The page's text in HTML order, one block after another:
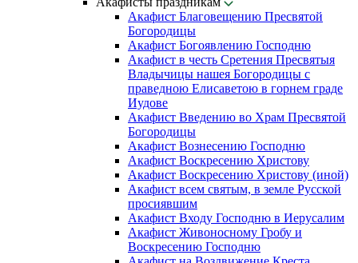
Акафист Благовещению Пресвятой
Богородицы
Акафист Богоявлению Господню
Акафист в честь Сретения Пресвятыя
Владычицы нашея Богородицы с
праведною Елисаветою в горнем граде
Иудове
Акафист Введению во Храм Пресвятой
Богородицы
Акафист Вознесению Господню
Акафист Воскресению Христову
Акафист Воскресению Христову (иной)
Акафист всем святым, в земле Русской
просиявшим
Акафист Входу Господню в Иерусалим
Акафист Живоносному Гробу и
Воскресению Господню